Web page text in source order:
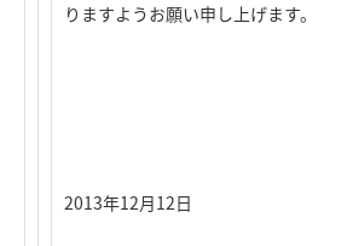
りますようお願い申し上げます。
2013年12月12日